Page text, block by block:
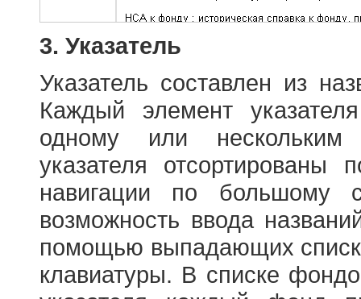
3. Указатель
Указатель составлен из
Каждый элемент
одному или
указателя отсортированы
навигации по большому
возможность ввода
помощью выпадающих
клавиатуры. В списке